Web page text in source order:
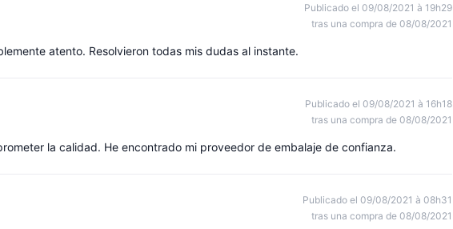
Publicado el 09/08/2021 à 19h29
tras una compra de 08/08/2021
atento. Resolvieron todas mis dudas al instante.
Publicado el 09/08/2021 à 16h18
tras una compra de 08/08/2021
la calidad. He encontrado mi proveedor de embalaje de confianza.
Publicado el 09/08/2021 à 08h31
tras una compra de 08/08/2021